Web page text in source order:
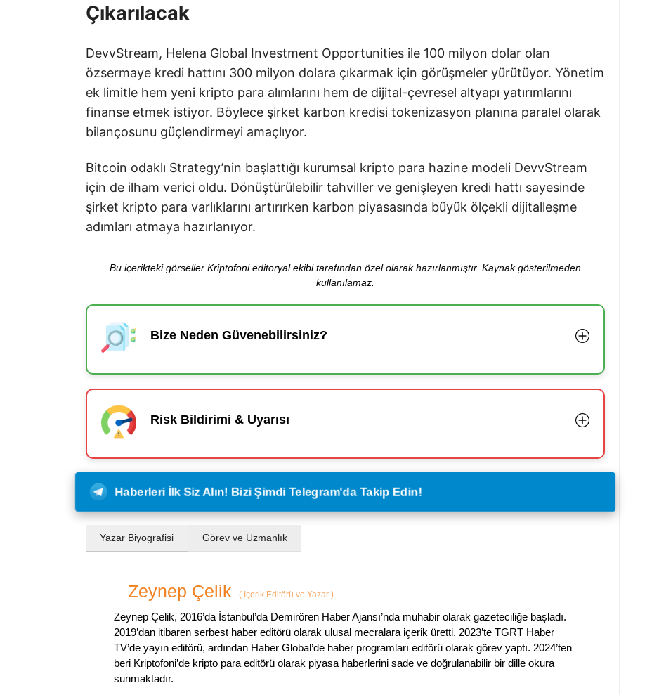
Çıkarılacak
DevvStream, Helena Global Investment Opportunities ile 100 milyon dolar olan
özsermaye kredi hattını 300 milyon dolara çıkarmak için görüşmeler yürütüyor. Yönetim
ek limitle hem yeni kripto para alımlarını hem de dijital-çevresel altyapı yatırımlarını
finanse etmek istiyor. Böylece şirket karbon kredisi tokenizasyon planına paralel olarak
bilançosunu güçlendirmeyi amaçlıyor.
Bitcoin odaklı Strategy’nin başlattığı kurumsal kripto para hazine modeli DevvStream
için de ilham verici oldu. Dönüştürülebilir tahviller ve genişleyen kredi hattı sayesinde
şirket kripto para varlıklarını artırırken karbon piyasasında büyük ölçekli dijitalleşme
adımları atmaya hazırlanıyor.
Bu içerikteki görseller Kriptofoni editoryal ekibi tarafından özel olarak hazırlanmıştır. Kaynak gösterilmeden
kullanılamaz.
Bize Neden Güvenebilirsiniz?
Risk Bildirimi & Uyarısı
Haberleri İlk Siz Alın! Bizi Şimdi Telegram'da Takip Edin!
Yazar Biyografisi Görev ve Uzmanlık
Zeynep Çelik ( İçerik Editörü ve Yazar )
Zeynep Çelik, 2016’da İstanbul’da Demirören Haber Ajansı’nda muhabir olarak gazeteciliğe başladı.
2019’dan itibaren serbest haber editörü olarak ulusal mecralara içerik üretti. 2023’te TGRT Haber
TV’de yayın editörü, ardından Haber Global’de haber programları editörü olarak görev yaptı. 2024’ten
beri Kriptofoni’de kripto para editörü olarak piyasa haberlerini sade ve doğrulanabilir bir dille okura
sunmaktadır.